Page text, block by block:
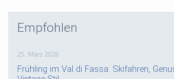
Empfohlen
25. März 2026
Frühling im Val di Fassa: Skifahren,